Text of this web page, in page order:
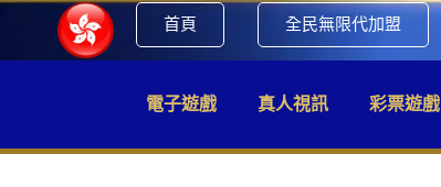
首頁 全民無限代加盟
電子遊戲 真人視訊 彩票遊戲